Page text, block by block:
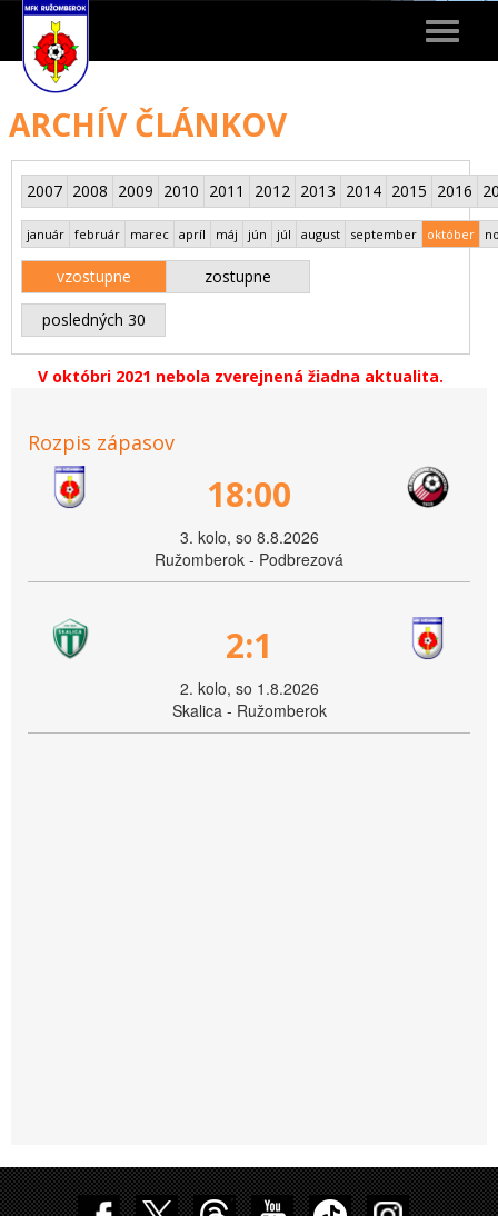
Toggle
ARCHÍV ČLÁNKOV
2007 2008 2009 2010 2011 2012 2013 2014 2015 2016
január február marec apríl máj jún júl august september október
vzostupne zostupne
posledných 30
V októbri 2021 nebola zverejnená žiadna aktualita.
Rozpis zápasov
18:00
3. kolo, so 8.8.2026
Ružomberok - Podbrezová
2:1
2. kolo, so 1.8.2026
Skalica - Ružomberok